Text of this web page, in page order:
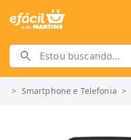
> Smartphone e Telefonia >